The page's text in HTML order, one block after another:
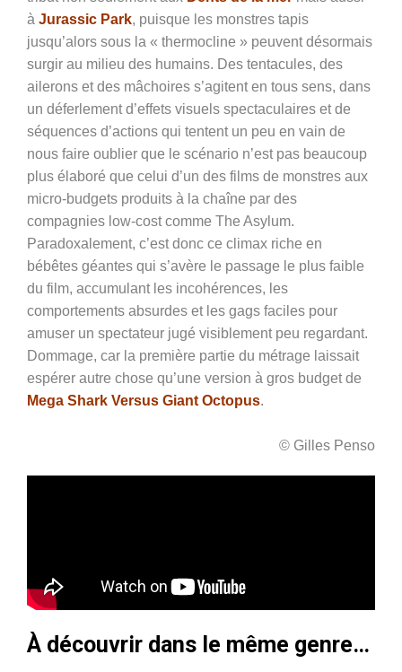
à Jurassic Park, puisque les monstres tapis
jusqu’alors sous la « thermocline » peuvent désormais
surgir au milieu des humains. Des tentacules, des
ailerons et des mâchoires s’agitent en tous sens, dans
un déferlement d’effets visuels spectaculaires et de
séquences d’actions qui tentent un peu en vain de
nous faire oublier que le scénario n’est pas beaucoup
plus élaboré que celui d’un des films de monstres aux
micro-budgets produits à la chaîne par des
compagnies low-cost comme The Asylum.
Paradoxalement, c’est donc ce climax riche en
bébêtes géantes qui s’avère le passage le plus faible
du film, accumulant les incohérences, les
comportements absurdes et les gags faciles pour
amuser un spectateur jugé visiblement peu regardant.
Dommage, car la première partie du métrage laissait
espérer autre chose qu’une version à gros budget de
Mega Shark Versus Giant Octopus.
© Gilles Penso
À découvrir dans le même genre…